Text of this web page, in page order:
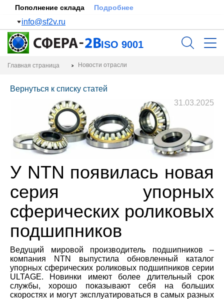
Пополнение склада Подробнее
info@sf2v.ru
ISO 9001
Главная страница Новости отрасли
Вернуться к списку статей
31.03.2025
У NTN появилась новая
серия упорных
сферических роликовых
подшипников
Ведущий мировой производитель подшипников –
компания NTN выпустила обновленный каталог
упорных сферических роликовых подшипников серии
ULTAGE. Новинки имеют более длительный срок
службы, хорошо показывают себя на больших
скоростях и могут эксплуатироваться в самых разных